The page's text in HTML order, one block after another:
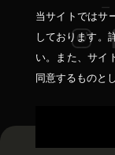
当サイトではサ
しております。
い。
また、サイ
同意するものと